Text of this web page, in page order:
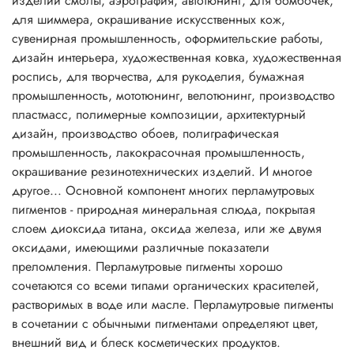
смотрится в прозрачной упаковке.
Перламутровые пигменты могут придать продукту
серебряный, золотой, металлический или «радужный»
блеск. Это зависит от размеров частиц и их концентрации
в перламутровых пигментах. Использование в шампунях
перламутровых пигментов на основе слюды создает
эффект радуги, недостижимый при использовании
стеаратов. Мелкие частицы создают шелковистый и
атласный эффект и непрозрачность массы. Более крупные
частицы создают сильный блеск, искрящийся или
сверкающий эффекты. Составы получаются почти
прозрачными.
Перламутровые пигменты часто включают в прозрачные
смеси. Чем более светопроницаем состав, тем лучше
эффект и меньше необходимая концентрация.
Непрозрачные составы требуют больше пигмента,
поскольку светорассеивание снижает перламутровый
блеск.
для шиммера, окрашивание искусственных кож,
сувенирная промышленность, оформительские работы,
дизайн интерьера, художественная ковка, художественная
роспись, для творчества, для рукоделия, бумажная
промышленность, мототюнинг, велотюнинг, производство
пластмасс, полимерные композиции, архитектурный
дизайн, производство обоев, полиграфическая
промышленность, лакокрасочная промышленность,
окрашивание резинотехнических изделий. И многое
другое... Основной компонент многих перламутровых
пигментов - природная минеральная слюда, покрытая
слоем диоксида титана, оксида железа, или же двумя
оксидами, имеющими различные показатели
преломления. Перламутровые пигменты хорошо
сочетаются со всеми типами органических красителей,
растворимых в воде или масле. Перламутровые пигменты
в сочетании с обычными пигментами определяют цвет,
внешний вид и блеск косметических продуктов.